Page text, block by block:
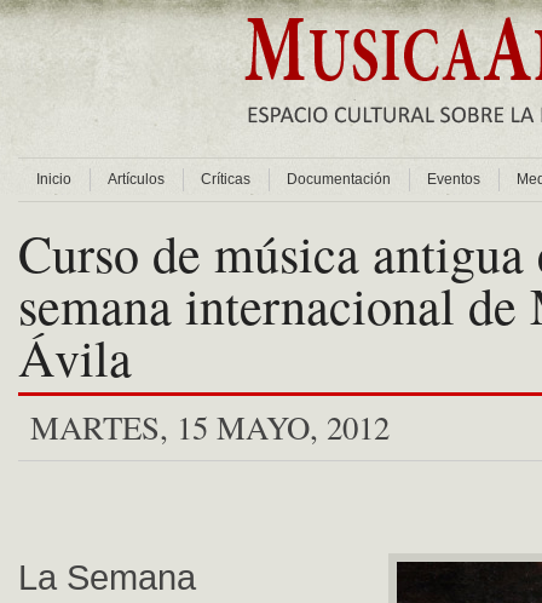
Inicio Artículos Críticas Documentación Eventos
Curso de música antigua
semana internacional de
Ávila
MARTES, 15 MAYO, 2012
La Semana